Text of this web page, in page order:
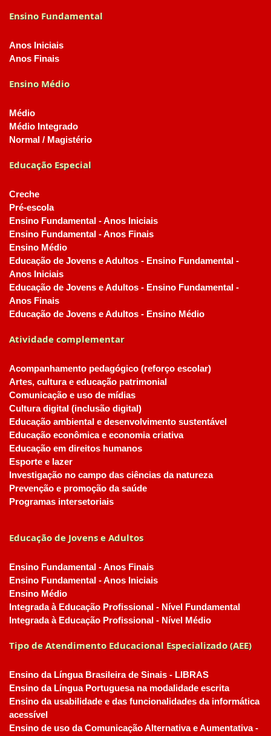
Ensino Fundamental
Anos Iniciais
Anos Finais
Ensino Médio
Médio
Médio Integrado
Normal / Magistério
Educação Especial
Creche
Pré-escola
Ensino Fundamental - Anos Iniciais
Ensino Fundamental - Anos Finais
Ensino Médio
Educação de Jovens e Adultos - Ensino Fundamental -
Anos Iniciais
Educação de Jovens e Adultos - Ensino Fundamental -
Anos Finais
Educação de Jovens e Adultos - Ensino Médio
Atividade complementar
Acompanhamento pedagógico (reforço escolar)
Artes, cultura e educação patrimonial
Comunicação e uso de mídias
Cultura digital (inclusão digital)
Educação ambiental e desenvolvimento sustentável
Educação econômica e economia criativa
Educação em direitos humanos
Esporte e lazer
Investigação no campo das ciências da natureza
Prevenção e promoção da saúde
Programas intersetoriais
Educação de Jovens e Adultos
Ensino Fundamental - Anos Finais
Ensino Fundamental - Anos Iniciais
Ensino Médio
Integrada à Educação Profissional - Nível Fundamental
Integrada à Educação Profissional - Nível Médio
Tipo de Atendimento Educacional Especializado (AEE)
Ensino da Língua Brasileira de Sinais - LIBRAS
Ensino da Língua Portuguesa na modalidade escrita
Ensino da usabilidade e das funcionalidades da informática
acessível
Ensino de uso da Comunicação Alternativa e Aumentativa -